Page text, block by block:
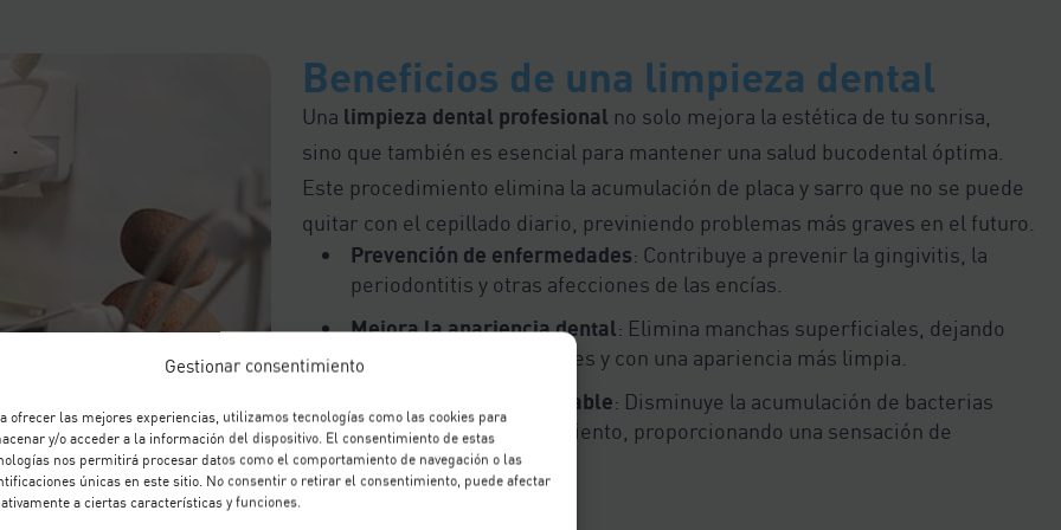
Gestionar consentimiento
ofrecer las mejores experiencias, utilizamos tecnologías como las cookies para
y/o acceder a la información del dispositivo. El consentimiento de estas
nos permitirá procesar datos como el comportamiento de navegación o las
únicas en este sitio. No consentir o retirar el consentimiento, puede afectar
a ciertas características y funciones.
Beneficios de una limpieza dental
Una limpieza dental profesional no solo mejora la estética de tu sonrisa,
sino que también es esencial para mantener una salud bucodental óptima.
Este procedimiento elimina la acumulación de placa y sarro que no se puede
quitar con el cepillado diario, previniendo problemas más graves en el futuro.
Prevención de enfermedades: Contribuye a prevenir la gingivitis, la
periodontitis y otras afecciones de las encías.
Mejora la apariencia dental: Elimina manchas superficiales, dejando
los dientes más brillantes y con una apariencia más limpia.
Frescor y aliento saludable: Disminuye la acumulación de bacterias
responsables del mal aliento, proporcionando una sensación de
frescura.